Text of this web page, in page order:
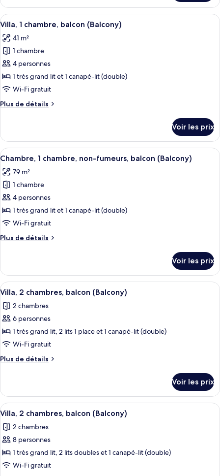
chambre
le
type
de
Villa,
chambre
Afficher
toutes
les
photos
pour
ce
type
chambre :
chambre,
balcon
(Balcony)
Une chambre d’hôtel avec un grand
4
Villa, 1 chambre, balcon (Balcony)
41 m²
1 chambre
4 personnes
1 très grand lit et 1 canapé-lit (double)
Wi-Fi gratuit
Plus de détails
Plus
le
type
de
Villa,
chambre,
balcon
(Balcony)
Voir les prix
Afficher
toutes
les
photos
pour
ce
type
chambre :
chambre,
non-
fumeurs,
balcon
(Balcony)
Un espace de restauration d’hôtel
3
Chambre, 1 chambre, non-fumeurs, balcon (Balcony)
79 m²
1 chambre
4 personnes
1 très grand lit et 1 canapé-lit (double)
Wi-Fi gratuit
Plus de détails
Plus
le
type
de
Chambre,
non-
fumeurs,
(Balcony)
Voir les prix
Afficher
toutes
les
photos
pour
ce
type
de
Villa,
chambres,
balcon
(Balcony)
Une chambre d’hôtel moderne
10
Villa, 2 chambres, balcon (Balcony)
2 chambres
6 personnes
1 très grand lit, 2 lits 1 place et 1 canapé-lit (double)
Wi-Fi gratuit
Plus de détails
Plus
le
type
de
Villa,
2
balcon
(Balcony)
Voir les prix
Afficher
toutes
les
photos
pour
ce
Une chambre d’hôtel avec une table
6
Villa, 2 chambres, balcon (Balcony)
2 chambres
8 personnes
1 très grand lit, 2 lits doubles et 1 canapé-lit (double)
Wi-Fi gratuit